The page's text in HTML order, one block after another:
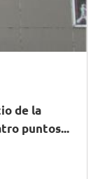
de la
puntos...